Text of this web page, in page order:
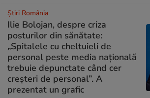
Știri România
Ilie Bolojan, despre criza
posturilor din sănătate:
„Spitalele cu cheltuieli de
personal peste media națională
trebuie depunctate când cer
creșteri de personal”. A
prezentat un grafic